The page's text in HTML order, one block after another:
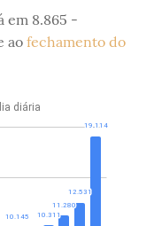
em 8.865 -
ao fechamento do